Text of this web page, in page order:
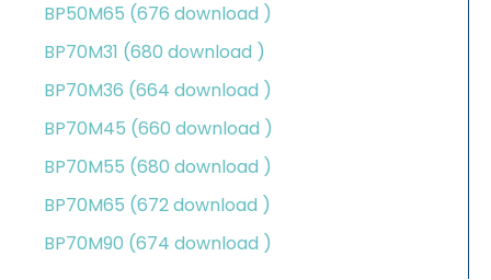
BP50M65 (676 download )
BP70M31 (680 download )
BP70M36 (664 download )
BP70M45 (660 download )
BP70M55 (680 download )
BP70M65 (672 download )
BP70M90 (674 download )